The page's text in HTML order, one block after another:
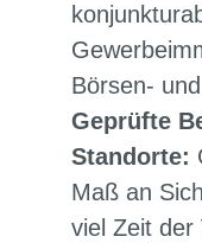
Börsen-
Geprüfte
Standorte:
Maß an
viel Zeit der